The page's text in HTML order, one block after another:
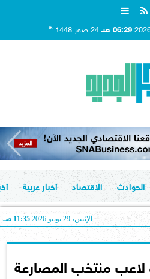
06:29 صـ 24 صفر 1448 هـ
الحوادث الاقتصاد أخبار عربية
الإثنين، 29 يونيو 2026 11:35 صـ
لاعب منتخب المصارعة